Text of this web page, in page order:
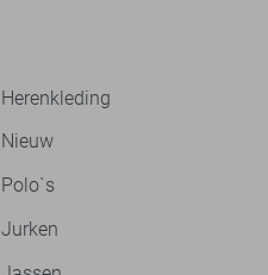
Herenkleding
Nieuw
Polo`s
Jurken